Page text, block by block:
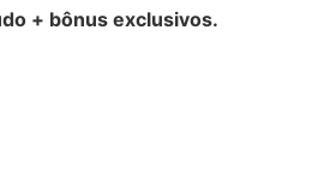
+ bônus exclusivos.